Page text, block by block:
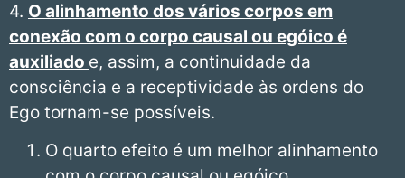
4. O alinhamento dos vários corpos em
conexão com o corpo causal ou egóico é
auxiliado e, assim, a continuidade da
consciência e a receptividade às ordens do
Ego tornam-se possíveis.
O quarto efeito é um melhor alinhamento